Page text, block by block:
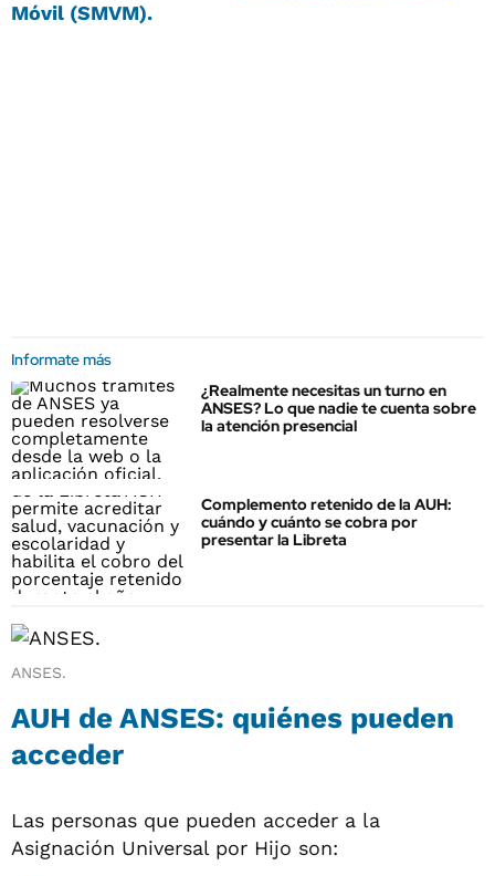
Móvil (SMVM).
Informate más
¿Realmente necesitas un turno en
ANSES? Lo que nadie te cuenta sobre
la atención presencial
Complemento retenido de la AUH:
cuándo y cuánto se cobra por
presentar la Libreta
ANSES.
AUH de ANSES: quiénes pueden
acceder
Las personas que pueden acceder a la
Asignación Universal por Hijo son: